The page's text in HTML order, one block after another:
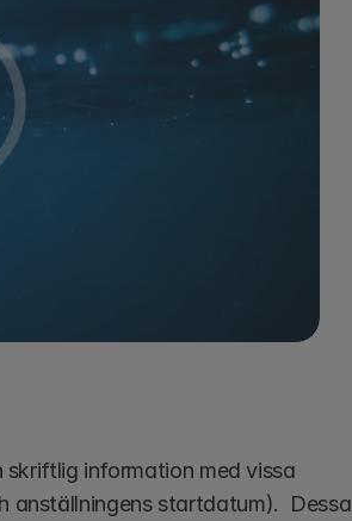
information med vissa
startdatum).  Dessa